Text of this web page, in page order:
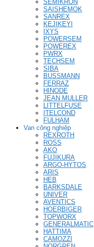
SEMIKRON
SAISHEMOK
SANREX
KEJIKEYI
IXYS
POWERSEM
POWEREX
PWRX
TECHSEM
SIBA
BUSSMANN
FERRAZ
HINODE
JEAN MULLER
LITTELFUSE
ITELCOND
FULHAM
Van công nghiệp
REXROTH
ROSS
AKO
FUJIKURA
ARGO-HYTOS
ARIS
HEB
BARKSDALE
UNIVER
AVENTICS
HOERBIGER
TOPWORX
GENERALMATIC
HATTIMA
CAMOZZI